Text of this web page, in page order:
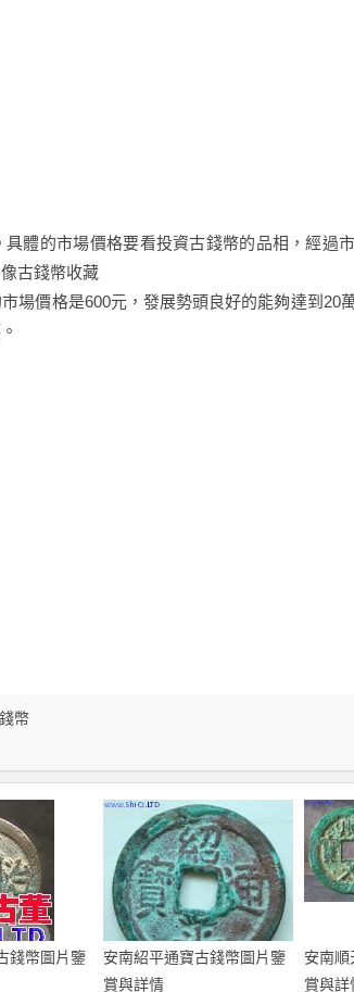
的市場價格要看投資古錢幣的品相，經過
古錢幣收藏
場價格是600元，發展勢頭良好的能夠達到20
幣
錢幣圖片鑒
安南紹平通寶古錢幣圖片鑒
賞與詳情
安南順
賞與詳